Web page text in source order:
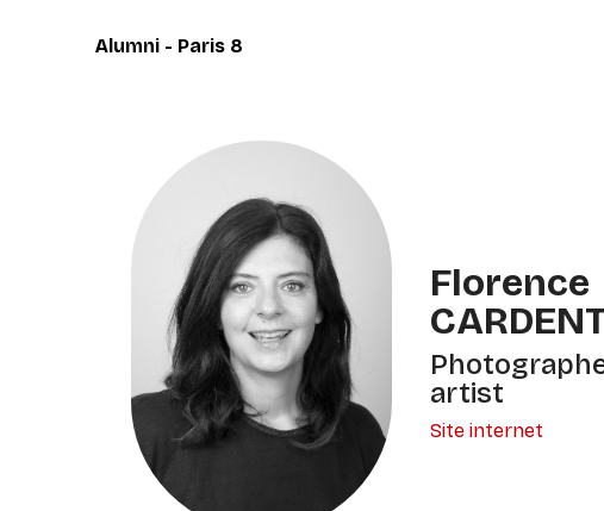
Alumni - Paris 8
Florence
artist
Site internet